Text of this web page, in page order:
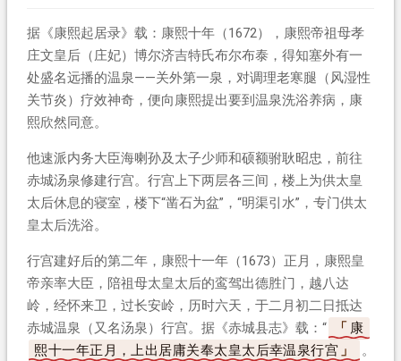
据《康熙起居录》载：康熙十年（1672），康熙帝祖母孝
庄文皇后（庄妃）博尔济吉特氏布尔布泰，得知塞外有一
处盛名远播的温泉——关外第一泉，对调理老寒腿（风湿性
关节炎）疗效神奇，便向康熙提出要到温泉洗浴养病，康
熙欣然同意。
他速派内务大臣海喇孙及太子少师和硕额驸耿昭忠，前往
赤城汤泉修建行宫。行宫上下两层各三间，楼上为供太皇
太后休息的寝室，楼下“凿石为盆”，“明渠引水”，专门供太
皇太后洗浴。
行宫建好后的第二年，康熙十一年（1673）正月，康熙皇
帝亲率大臣，陪祖母太皇太后的鸾驾出德胜门，越八达
岭，经怀来卫，过长安岭，历时六天，于二月初二日抵达
赤城温泉（又名汤泉）行宫。据《赤城县志》载：“
康
熙十一年正月，上出居庸关奉太皇太后幸温泉行宫
。”